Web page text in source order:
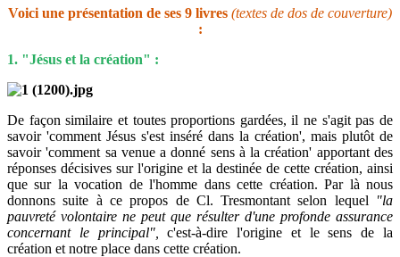
Voici une présentation de ses 9 livres (textes de dos de couverture)
:
1. "Jésus et la création" :
De façon similaire et toutes proportions gardées, il ne s'agit pas de
savoir 'comment Jésus s'est inséré dans la création', mais plutôt de
savoir 'comment sa venue a donné sens à la création' apportant des
réponses décisives sur l'origine et la destinée de cette création, ainsi
que sur la vocation de l'homme dans cette création. Par là nous
donnons suite à ce propos de Cl. Tresmontant selon lequel
"la
pauvreté volontaire ne peut que résulter d'une profonde assurance
concernant le principal",c'est-à-dire l'origine et le sens de la
création et notre place dans cette création.